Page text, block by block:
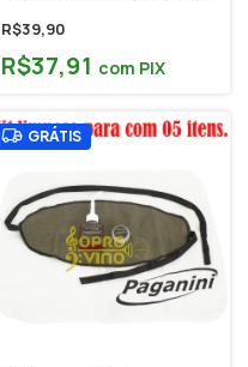
Luthier
R$39,90
R$37,91 com PIX
GRÁTIS